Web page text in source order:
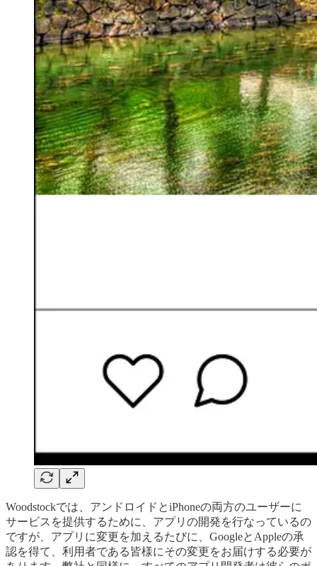
Woodstockでは、アンドロイドとiPhoneの両方のユーザーに
サービスを提供するために、アプリの開発を行なっているの
ですが、アプリに変更を加えるたびに、GoogleとAppleの承
認を得て、利用者である皆様にその変更をお届けする必要が